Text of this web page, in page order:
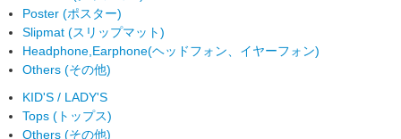
Poster (ポスター)
Slipmat (スリップマット)
Headphone,Earphone(ヘッドフォン、イヤーフォン)
Others (その他)
KID'S / LADY'S
Tops (トップス)
Others (その他)